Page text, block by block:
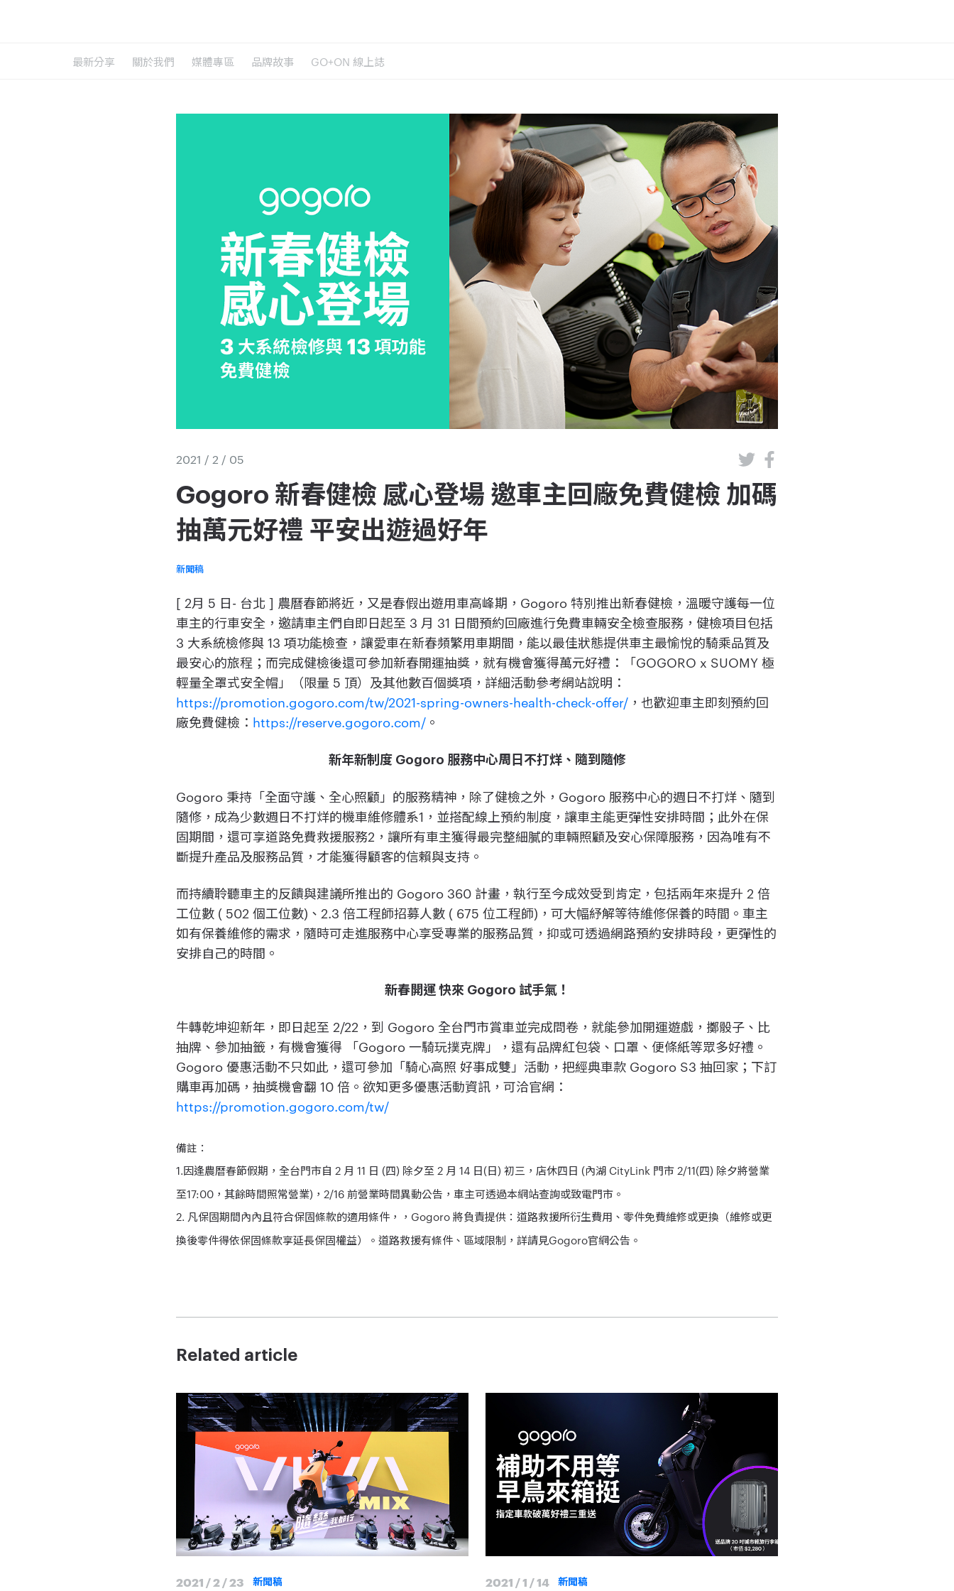
最新分享 關於我們 媒體專區 品牌故事 GO+ON 線上誌
2021 / 2 / 05
Gogoro 新春健檢 感心登場 邀車主回廠免費健檢 加碼
抽萬元好禮 平安出遊過好年
新聞稿
[ 2月 5 日- 台北 ] 農曆春節將近，又是春假出遊用車高峰期，Gogoro 特別推出新春健檢，溫暖守護每一位
車主的行車安全，邀請車主們自即日起至 3 月 31 日間預約回廠進行免費車輛安全檢查服務，健檢項目包括
3 大系統檢修與 13 項功能檢查，讓愛車在新春頻繁用車期間，能以最佳狀態提供車主最愉悅的騎乘品質及
最安心的旅程；而完成健檢後還可參加新春開運抽獎，就有機會獲得萬元好禮：「GOGORO x SUOMY 極
輕量全罩式安全帽」（限量 5 頂）及其他數百個獎項，詳細活動參考網站說明：
https://promotion.gogoro.com/tw/2021-spring-owners-health-check-offer/ ，也歡迎車主即刻預約回
廠免費健檢： https://reserve.gogoro.com/ 。
新年新制度 Gogoro 服務中心周日不打烊、隨到隨修
Gogoro 秉持「全面守護、全心照顧」的服務精神，除了健檢之外，Gogoro 服務中心的週日不打烊、隨到
隨修，成為少數週日不打烊的機車維修體系1，並搭配線上預約制度，讓車主能更彈性安排時間；此外在保
固期間，還可享道路免費救援服務2，讓所有車主獲得最完整細膩的車輛照顧及安心保障服務，因為唯有不
斷提升產品及服務品質，才能獲得顧客的信賴與支持。
而持續聆聽車主的反饋與建議所推出的 Gogoro 360 計畫，執行至今成效受到肯定，包括兩年來提升 2 倍
工位數 ( 502 個工位數)、2.3 倍工程師招募人數 ( 675 位工程師)，可大幅紓解等待維修保養的時間。車主
如有保養維修的需求，隨時可走進服務中心享受專業的服務品質，抑或可透過網路預約安排時段，更彈性的
安排自己的時間。
新春開運 快來 Gogoro 試手氣！
牛轉乾坤迎新年，即日起至 2/22，到 Gogoro 全台門市賞車並完成問卷，就能參加開運遊戲，擲骰子、比
抽牌、參加抽籤，有機會獲得 「Gogoro 一騎玩撲克牌」，還有品牌紅包袋、口罩、便條紙等眾多好禮。
Gogoro 優惠活動不只如此，還可參加「騎心高照 好事成雙」活動，把經典車款 Gogoro S3 抽回家；下訂
購車再加碼，抽獎機會翻 10 倍。欲知更多優惠活動資訊，可洽官網：
https://promotion.gogoro.com/tw/
備註：
1.因逢農曆春節假期，全台門市自 2 月 11 日 (四) 除夕至 2 月 14 日(日) 初三，店休四日 (內湖 CityLink 門市 2/11(四) 除夕將營業
至17:00，其餘時間照常營業)，2/16 前營業時間異動公告，車主可透過本網站查詢或致電門市。
2. 凡保固期間內內且符合保固條款的適用條件，，Gogoro 將負責提供：道路救援所衍生費用、零件免費維修或更換（維修或更
換後零件得依保固條款享延長保固權益）。道路救援有條件、區域限制，詳請見Gogoro官網公告。
Related article
2021 / 2 / 23 新聞稿 2021 / 1 / 14 新聞稿